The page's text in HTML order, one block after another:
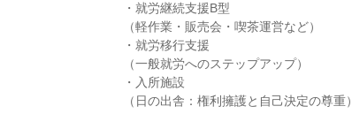
・就労継続支援B型
（軽作業・販売会・喫茶運営など）
・就労移行支援
（一般就労へのステップアップ）
・入所施設
（日の出舎：権利擁護と自己決定の尊重）